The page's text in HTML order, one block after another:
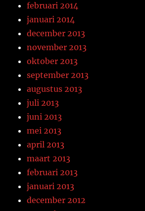
februari 2014
januari 2014
december 2013
november 2013
oktober 2013
september 2013
augustus 2013
juli 2013
juni 2013
mei 2013
april 2013
maart 2013
februari 2013
januari 2013
december 2012